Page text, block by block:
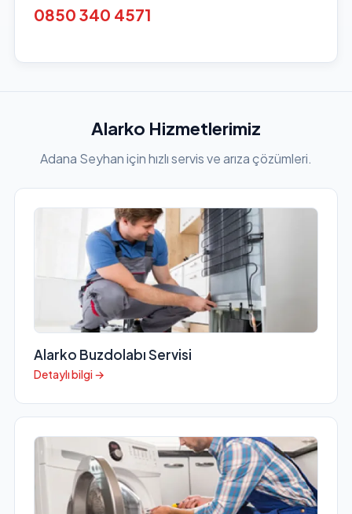
0850 340 4571
Alarko Hizmetlerimiz
Adana Seyhan için hızlı servis ve arıza çözümleri.
Alarko Buzdolabı Servisi
Detaylı bilgi →